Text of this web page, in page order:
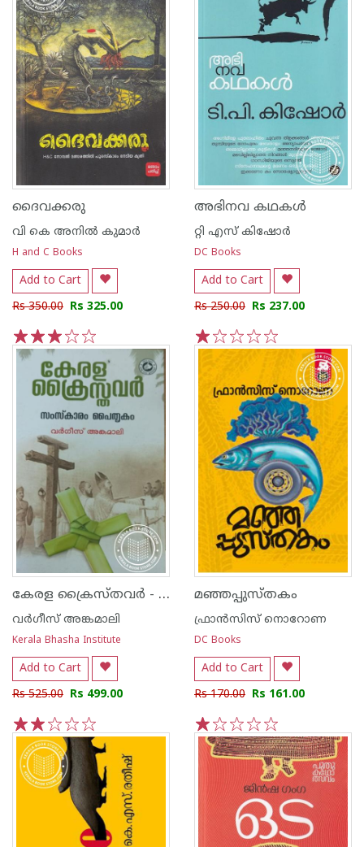
ദൈവക്കരു
വി കെ അനില്‍ കുമാര്‍
H and C Books
Add to Cart
Rs 350.00 Rs 325.00
5
4
3
2
1
അഭിനവ കഥകള്‍
റ്റി എസ് കിഷോര്‍
DC Books
Add to Cart
Rs 250.00 Rs 237.00
5
4
3
2
1
കേരള ക്രൈസ്തവര്‍ - സംസ്കാരം പൈതൃകം
വര്‍ഗീസ് അങ്കമാലി
Kerala Bhasha Institute
Add to Cart
Rs 525.00 Rs 499.00
5
4
3
2
1
മഞ്ഞപ്പുസ്തകം
ഫ്രാന്‍സിസ് നൊറോണ
DC Books
Add to Cart
Rs 170.00 Rs 161.00
5
4
3
2
1